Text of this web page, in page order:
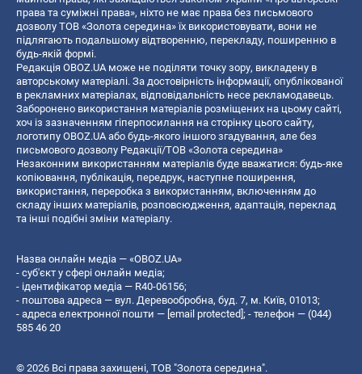
права та суміжні права», ніхто не має права без письмового
дозволу ТОВ «Золота середина» їх використовувати, вони не
підлягають подальшому відтворенню, перекладу, поширенню в
будь-якій формі.
Редакція OBOZ.UA може не поділяти точку зору, викладену в
авторському матеріалі. За достовірність інформації, опублікованої
в рекламних матеріалах, відповідальність несе рекламодавець.
Заборонено використання матеріалів розміщених на цьому сайті,
хоч із зазначенням гіперпосилання на сторінку цього сайту,
логотипу OBOZ.UA або будь-якого іншого згадування, але без
письмового дозволу Редакції/ТОВ «Золота середина»
Незаконним використанням матеріалів буде вважатися: будь-яке
копiювання, публiкацiя, передрук, наступне поширення,
використання, переробка з використанням, включенням до
складу інших матеріалів, розповсюдження, адаптація, переклад
та інші подібні зміни матеріалу.
Назва онлайн медіа — «OBOZ.UA»
- суб'єкт у сфері онлайн медіа;
- ідентифікатор медіа — R40-06156;
- поштова адреса — вул. Деревообробна, буд. 7, м. Київ, 01013;
- адреса електронної пошти — [email protected]; - телефон — (044)
585 46 20
© 2026 Всі права захищені, ТОВ "Золота середина".